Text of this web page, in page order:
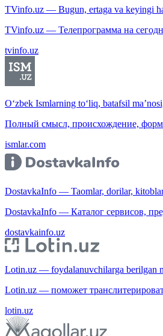
TVinfo.uz — Bugun, ertaga va keyingi
TVinfo.uz — Телепрограмма на
tvinfo.uz
O‘zbek Ismlarning to‘liq, batafsil
Полный смысл, происхождение,
ismlar.com
DostavkaInfo — Taomlar, dorilar,
DostavkaInfo — Каталог сервисов,
dostavkainfo.uz
Lotin.uz — foydalanuvchilarga berilgan
Lotin.uz — поможет
lotin.uz